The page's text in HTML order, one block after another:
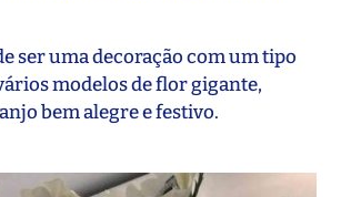
ser uma decoração com um tipo
modelos de flor gigante,
bem alegre e festivo.